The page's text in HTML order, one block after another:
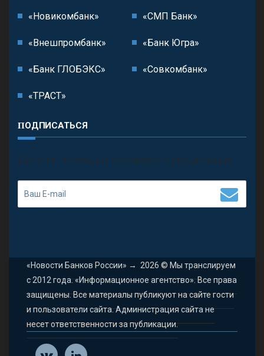
«Новикомбанк» «СМП Банк»
«Внешпромбанк» «Банк Югра»
«Банк ГЛОБЭКС» «Совкомбанк»
«ТРАСТ»
ПОДПИСАТЬСЯ
П олучить последние обновления и предложения.
«Новости Банков России» → 2026 © Мы транслируем
с 2012 года. «Информационное агентство». Все права
защищены. Все материалы публикуют на сайте гости
и пользователи сайта. Администрация сайта не
несет ответственности за публикации.